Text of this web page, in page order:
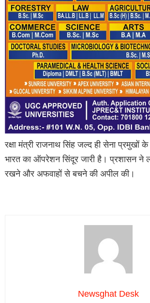
रक्षा मंत्री राजनाथ सिंह जल्द ही सेना
भारत का ऑपरेशन सिंदूर जारी है। प्रशासन ने
रखने और अफवाहों से बचने की अपील की।
Newsghat Desk